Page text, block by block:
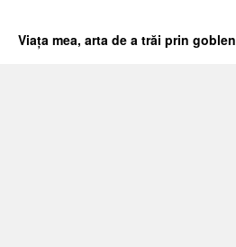
Viața mea, arta de a trăi prin goblen